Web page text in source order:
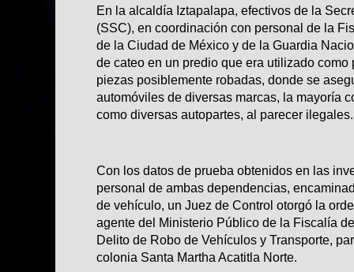
En la alcaldía Iztapalapa, efectivos de la
(SSC), en coordinación con personal de la
de la Ciudad de México y de la Guardia
de cateo en un predio que era utilizado
piezas posiblemente robadas, donde se
automóviles de diversas marcas, la mayoría
como diversas autopartes, al parecer ilegales.
Con los datos de prueba obtenidos en las
personal de ambas dependencias,
de vehículo, un Juez de Control otorgó la
agente del Ministerio Público de la Fiscalía
Delito de Robo de Vehículos y Transporte,
colonia Santa Martha Acatitla Norte.